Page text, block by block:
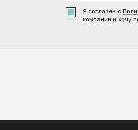
Я согласен с
компании и хочу